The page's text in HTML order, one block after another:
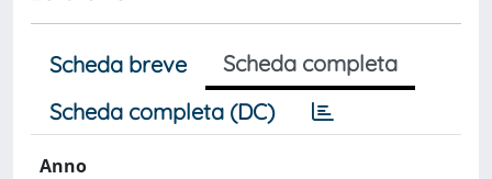
Scheda breve
Scheda completa
Scheda completa (DC)
Anno